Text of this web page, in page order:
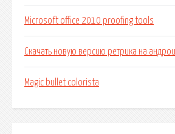
Microsoft office 2010 proofing tools
Скачать новую версию ретрика на
Magic bullet colorista